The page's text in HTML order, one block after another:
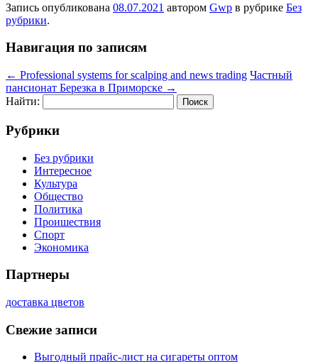
Запись опубликована 08.07.2021 автором Gwp в рубрике Без
рубрики.
Навигация по записям
← Professional systems for scalping and news trading Частный
пансионат Березка в Приморске →
Найти:
Рубрики
Без рубрики
Интересное
Культура
Общество
Политика
Проишествия
Спорт
Экономика
Партнеры
доставка цветов
Свежие записи
Выгодный прайс-лист на сигареты оптом